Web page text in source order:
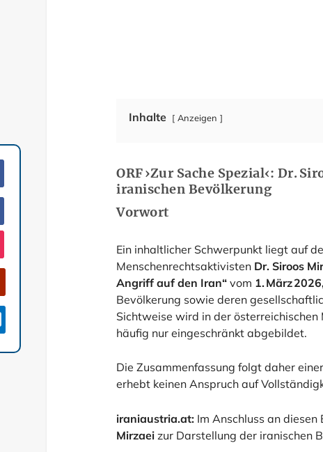
Inhalte Anzeigen
ORF ›Zur Sache Spezial‹: Dr.
iranischen Bevölkerung
Vorwort
Ein inhaltlicher Schwerpunkt liegt auf
Menschenrechtsaktivisten Dr. Siroos
Angriff auf den Iran“ vom 1. März
Bevölkerung sowie deren
Sichtweise wird in der
häufig nur eingeschränkt abgebildet.
Die Zusammenfassung folgt daher
erhebt keinen Anspruch auf
iraniaustria.at: Im Anschluss an
Mirzaei zur Darstellung der iranischen